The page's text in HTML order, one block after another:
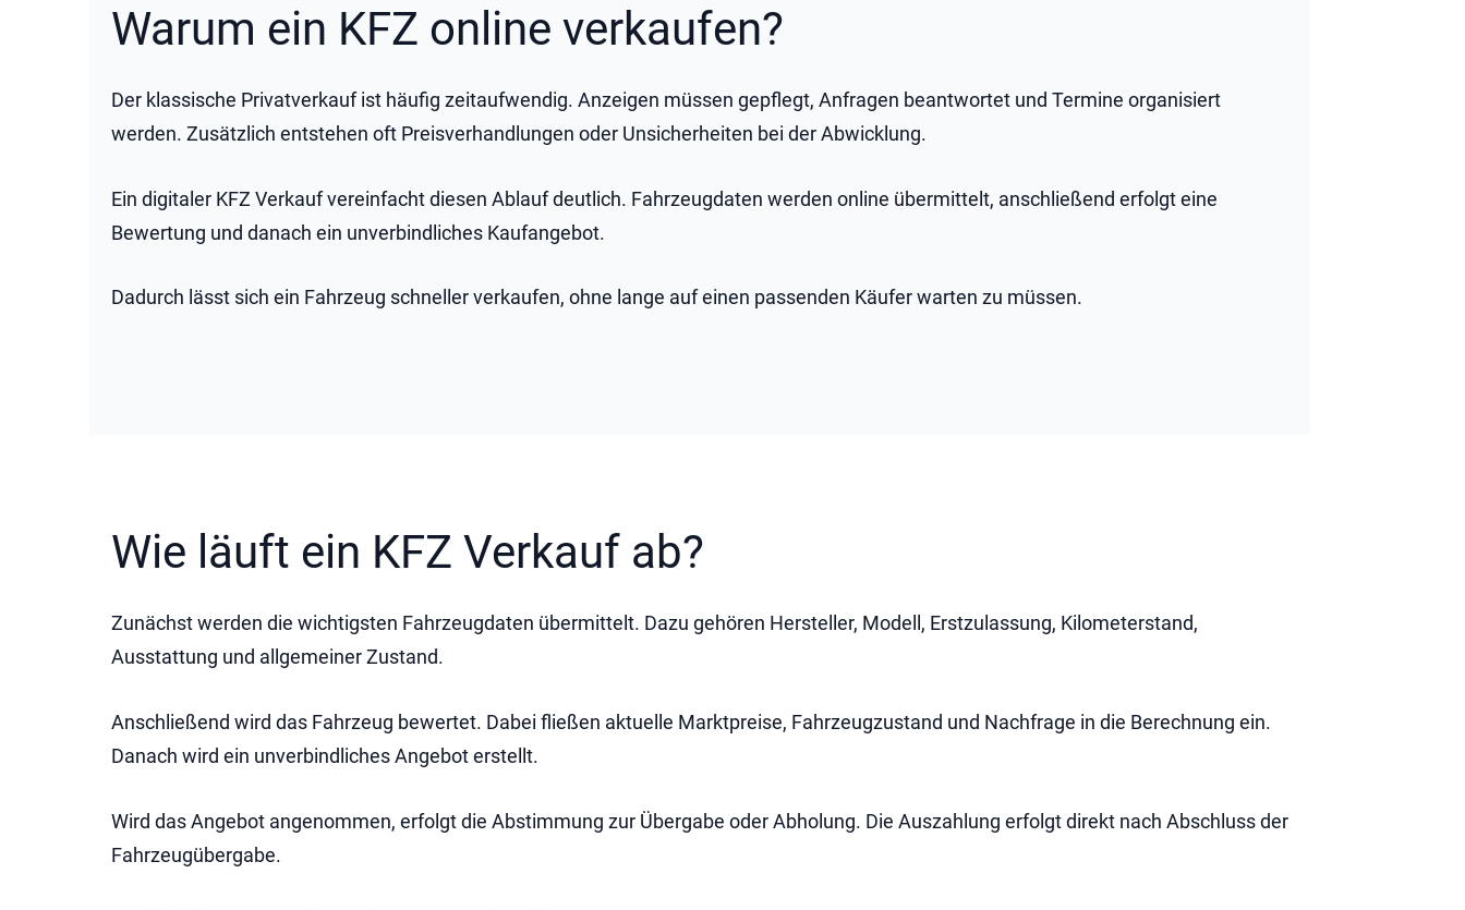
Warum ein KFZ online verkaufen?
Der klassische Privatverkauf ist häufig zeitaufwendig. Anzeigen müssen gepflegt, Anfragen beantwortet und Termine organisiert
werden. Zusätzlich entstehen oft Preisverhandlungen oder Unsicherheiten bei der Abwicklung.
Ein digitaler KFZ Verkauf vereinfacht diesen Ablauf deutlich. Fahrzeugdaten werden online übermittelt, anschließend erfolgt eine
Bewertung und danach ein unverbindliches Kaufangebot.
Dadurch lässt sich ein Fahrzeug schneller verkaufen, ohne lange auf einen passenden Käufer warten zu müssen.
Wie läuft ein KFZ Verkauf ab?
Zunächst werden die wichtigsten Fahrzeugdaten übermittelt. Dazu gehören Hersteller, Modell, Erstzulassung, Kilometerstand,
Ausstattung und allgemeiner Zustand.
Anschließend wird das Fahrzeug bewertet. Dabei fließen aktuelle Marktpreise, Fahrzeugzustand und Nachfrage in die Berechnung ein.
Danach wird ein unverbindliches Angebot erstellt.
Wird das Angebot angenommen, erfolgt die Abstimmung zur Übergabe oder Abholung. Die Auszahlung erfolgt direkt nach Abschluss der
Fahrzeugübergabe.